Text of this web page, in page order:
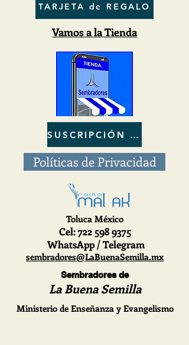
TARJETA de REGALO
Vamos a la Tienda
SUSCRIPCIÓN al BOLETIN
Políticas de Privacidad
Toluca México
Cel: 722 598 9375
WhatsApp / Telegram
sembradores@LaBuenaSemilla.mx
Sembradores de
La Buena Semilla
Ministerio de Enseñanza y Evangelismo